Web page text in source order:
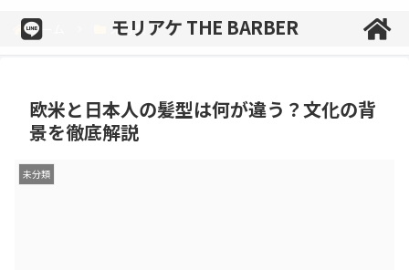
ホーム 未分類
欧米と日本人の髪型は何が違う？文化の背
景を徹底解説
未分類
モリアケ THE BARBER